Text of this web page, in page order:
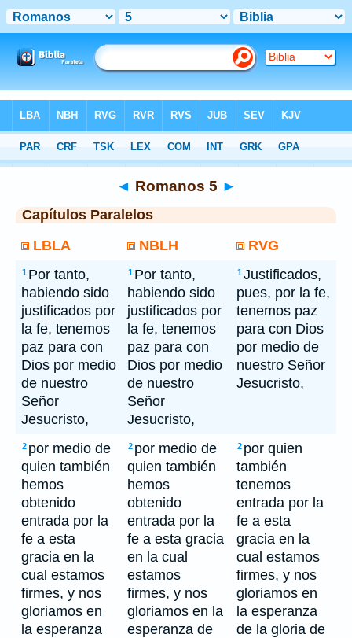
> Romanos 5
◄ Romanos 5 ►
Capítulos Paralelos
LBLA
NBLH RVG
1 Por tanto,
habiendo sido
justificados por
la fe, tenemos
paz para con
Dios por medio
de nuestro
Señor
Jesucristo,
1 Por tanto,
habiendo sido
justificados por
la fe, tenemos
paz para con
Dios por medio
de nuestro
Señor
Jesucristo,
1Justificados,
pues, por la fe,
tenemos paz
para con Dios
por medio de
nuestro Señor
Jesucristo,
2 por medio de
quien también
hemos
obtenido
entrada por la
fe a esta
gracia en la
cual estamos
firmes, y nos
gloriamos en
la esperanza
2 por medio de
quien también
hemos
obtenido
entrada por la
fe a esta gracia
en la cual
estamos
firmes, y nos
gloriamos en la
esperanza de
2 por quien
también
tenemos
entrada por la
fe a esta
gracia en la
cual estamos
firmes, y nos
gloriamos en
la esperanza
de la gloria de